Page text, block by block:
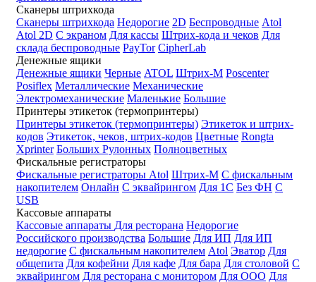
Сканеры штрихкода
Сканеры штрихкода Недорогие 2D Беспроводные Atol
Atol 2D С экраном Для кассы Штрих-кода и чеков Для
склада беспроводные PayTor CipherLab
Денежные ящики
Денежные ящики Черные ATOL Штрих-М Poscenter
Posiflex Металлические Механические
Электромеханические Маленькие Большие
Принтеры этикеток (термопринтеры)
Принтеры этикеток (термопринтеры) Этикеток и штрих-
кодов Этикеток, чеков, штрих-кодов Цветные Rongta
Xprinter Больших Рулонных Полноцветных
Фискальные регистраторы
Фискальные регистраторы Atol Штрих-М С фискальным
накопителем Онлайн С эквайрингом Для 1С Без ФН С
USB
Кассовые аппараты
Кассовые аппараты Для ресторана Недорогие
Российского производства Большие Для ИП Для ИП
недорогие С фискальным накопителем Atol Эватор Для
общепита Для кофейни Для кафе Для бара Для столовой С
эквайрингом Для ресторана с монитором Для ООО Для